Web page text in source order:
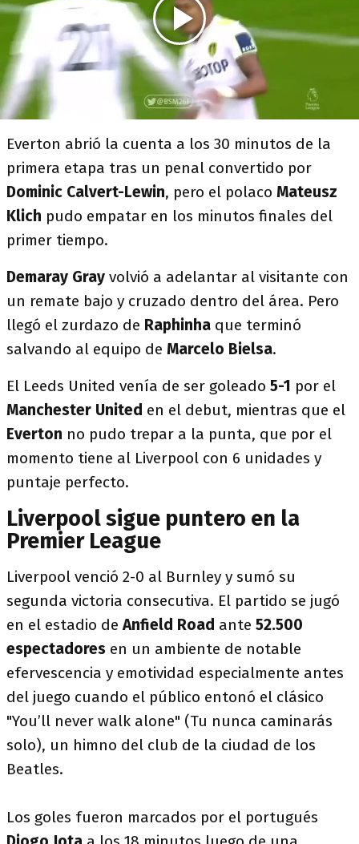
Everton abrió la cuenta a los 30 minutos de la
primera etapa tras un penal convertido por
Dominic Calvert-Lewin, pero el polaco Mateusz
Klich pudo empatar en los minutos finales del
primer tiempo.
Demaray Gray volvió a adelantar al visitante con
un remate bajo y cruzado dentro del área. Pero
llegó el zurdazo de Raphinha que terminó
salvando al equipo de Marcelo Bielsa.
El Leeds United venía de ser goleado 5-1 por el
Manchester United en el debut, mientras que el
Everton no pudo trepar a la punta, que por el
momento tiene al Liverpool con 6 unidades y
puntaje perfecto.
Liverpool sigue puntero en la
Premier League
Liverpool venció 2-0 al Burnley y sumó su
segunda victoria consecutiva. El partido se jugó
en el estadio deAnfield Road ante 52.500
espectadores en un ambiente de notable
efervescencia y emotividad especialmente antes
del juego cuando el público entonó el clásico
"You’ll never walk alone" (Tu nunca caminarás
solo), un himno del club de la ciudad de los
Beatles.
Los goles fueron marcados por el portugués